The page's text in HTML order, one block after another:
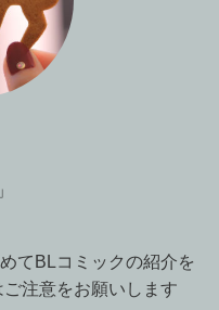
てBLコミックの紹介を
注意をお願いします